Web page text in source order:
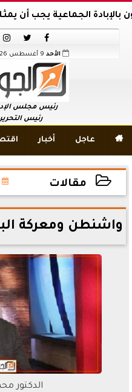
يجب أن يمثلوا أمام



الأحد
رئيس مجلس
رئيس
 عاجل أخبار
مقالات
2026-05-26 15:15:23
واشنطن ومعركة
الدكتور